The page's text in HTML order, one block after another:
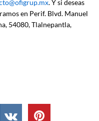
@ofigrup.mx. Y si deseas
en Perif. Blvd. Manuel
54080, Tlalnepantla,